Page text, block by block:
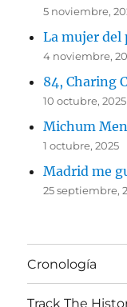
5 noviembre,
La mujer del
4 noviembre,
84, Charing
10 octubre, 2025
Michum
1 octubre, 2025
Madrid me
25 septiembre,
Cronología
Track The